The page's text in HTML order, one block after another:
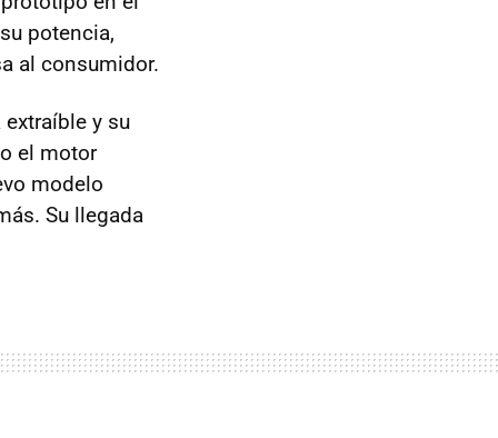
potencia,
al consumidor.
y su
el motor
modelo
Su llegada